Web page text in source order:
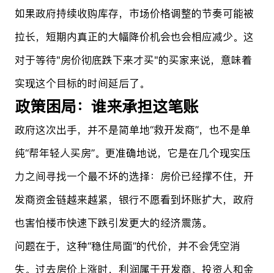
如果政府持续收购库存，市场价格调整的节奏可能被
拉长，短期内真正的大幅降价机会也会相应减少。这
对于等待"房价彻底跌下来才买"的买家来说，意味着
实现这个目标的时间延后了。
政策困局：谁来承担这笔账
政府这次出手，并不是简单地“救开发商”，也不是单
纯“帮年轻人买房”。更准确地说，它是在几个现实压
力之间寻找一个最不坏的选择：房价已经撑不住，开
发商资金链越来越紧，银行不愿看到坏账扩大，政府
也害怕楼市快速下跌引发更大的经济震荡。
问题在于，这种“稳住局面”的代价，并不会凭空消
失。过去房价上涨时，利润属于开发商、投资人和金